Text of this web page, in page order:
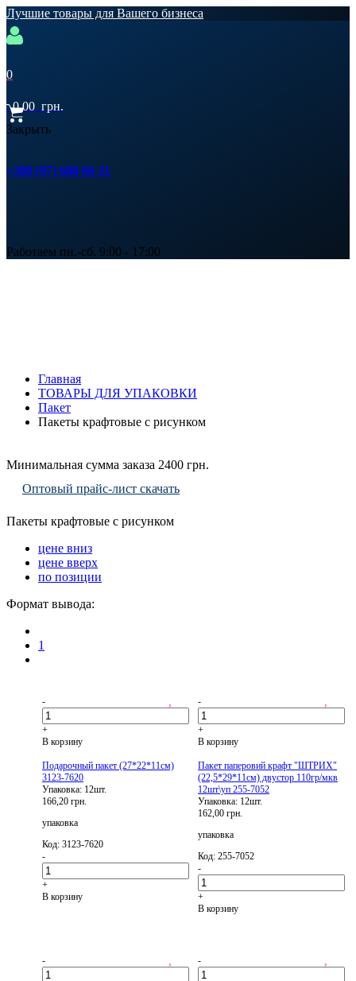
Лучшие товары для Вашего бизнеса
0
0,00 грн.
Закрыть
+380 (97) 688 66 31
Работаем пн.-сб. 9:00 - 17:00
Главная
ТОВАРЫ ДЛЯ УПАКОВКИ
Пакет
Пакеты крафтовые с рисунком
Минимальная сумма заказа 2400 грн.
Оптовый прайс-лист скачать
Пакеты крафтовые с рисунком
цене вниз
цене вверх
по позиции
Формат вывода:
1
-
+
В корзину
Подарочный пакет (27*22*11см)
3123-7620
Упаковка: 12шт.
166,20 грн.
упаковка
Код: 3123-7620
-
+
В корзину
-
+
В корзину
Пакет паперовий крафт "ШТРИХ"
(22,5*29*11см) двустор 110гр/мкв
12шт\уп 255-7052
Упаковка: 12шт.
162,00 грн.
упаковка
Код: 255-7052
-
+
В корзину
- -